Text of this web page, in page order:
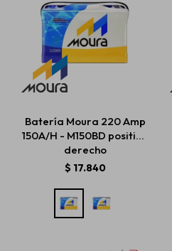
Batería Moura 220 Amp
150A/H - M150BD positivo
derecho
$ 17.840